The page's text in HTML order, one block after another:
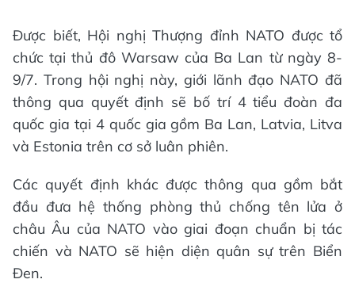
Được biết, Hội nghị Thượng đỉnh NATO được tổ
chức tại thủ đô Warsaw của Ba Lan từ ngày 8-
9/7. Trong hội nghị này, giới lãnh đạo NATO đã
thông qua quyết định sẽ bố trí 4 tiểu đoàn đa
quốc gia tại 4 quốc gia gồm Ba Lan, Latvia, Litva
và Estonia trên cơ sở luân phiên.
Các quyết định khác được thông qua gồm bắt
đầu đưa hệ thống phòng thủ chống tên lửa ở
châu Âu của NATO vào giai đoạn chuẩn bị tác
chiến và NATO sẽ hiện diện quân sự trên Biển
Đen.